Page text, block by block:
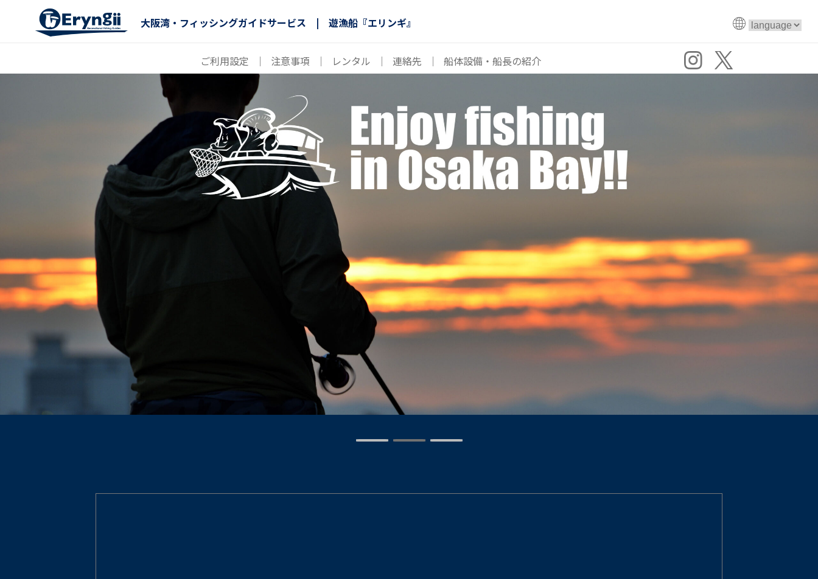
大阪湾・フィッシングガイドサービス | 遊漁船『エリンギ』
ご利用設定 ｜ 注意事項 ｜ レンタル ｜ 連絡先 ｜ 船体設備・船長の紹介